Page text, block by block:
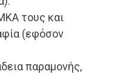
τους και
(εφόσον
παραμονής,